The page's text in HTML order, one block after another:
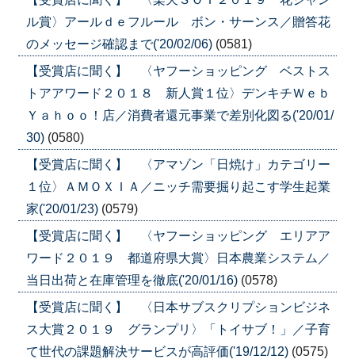
ル賞〉アールｄｅフルール ボン・サーンス／贈答花
のメッセージ確認まで('20/02/06) (0581)
【受賞店に聞く】 〈ヤフーショッピング ベストス
トアアワード２０１８ 新人賞１位〉デンキチＷｅｂ
Ｙａｈｏｏ！店／消費者還元事業で差別化図る('20/01/
30) (0580)
【受賞店に聞く】 〈アマゾン「日焼け」カテゴリー
１位〉ＡＭＯＸＩＡ／ニッチ需要掘り起こす学生起業
家('20/01/23) (0579)
【受賞店に聞く】 〈ヤフーショッピング エリアア
ワード２０１９ 都道府県大賞〉日本農業システム／
当日出荷と在庫管理を徹底('20/01/16) (0578)
【受賞店に聞く】 〈日本サブスクリプションビジネ
ス大賞２０１９ グランプリ〉「トイサブ！」／子育
て世代の課題解決サービスが高評価('19/12/12) (0575)